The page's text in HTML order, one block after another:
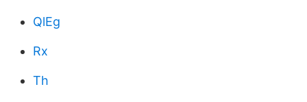
QlEg
Rx
Th